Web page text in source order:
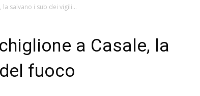
la salvano i sub dei vigili...
a Casale, la
fuoco